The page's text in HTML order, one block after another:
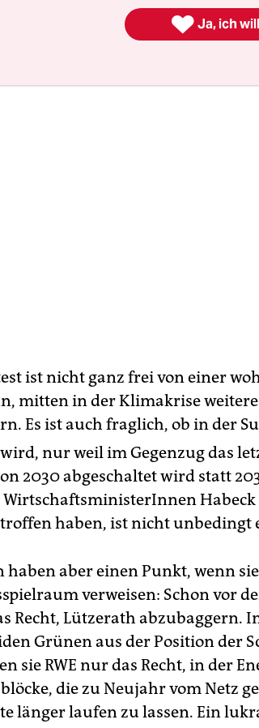
Sportfreunden Stiller. Das
Regierungspolitik auf.
ist nicht ganz frei von einer
mitten in der Klimakrise
Es ist auch fraglich, ob in der
nur weil im Gegenzug das
2030 abgeschaltet wird statt
haben, ist nicht unbedingt
haben aber einen Punkt, wenn
verweisen: Schon vor
Recht, Lützerath abzubaggern.
Grünen aus der Position der
sie RWE nur das Recht, in der
die zu Neujahr vom Netz
länger laufen zu lassen. Ein
 Ja, ich will